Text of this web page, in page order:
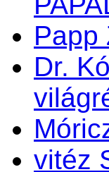
Papp
Dr.
vitéz